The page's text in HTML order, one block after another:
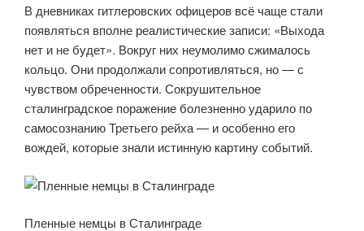
В дневниках гитлеровских офицеров всё чаще стали
появляться вполне реалистические записи: «Выхода
нет и не будет». Вокруг них неумолимо сжималось
кольцо. Они продолжали сопротивляться, но — с
чувством обреченности. Сокрушительное
сталинградское поражение болезненно ударило по
самосознанию Третьего рейха — и особенно его
вождей, которые знали истинную картину событий.
Пленные немцы в Сталинграде